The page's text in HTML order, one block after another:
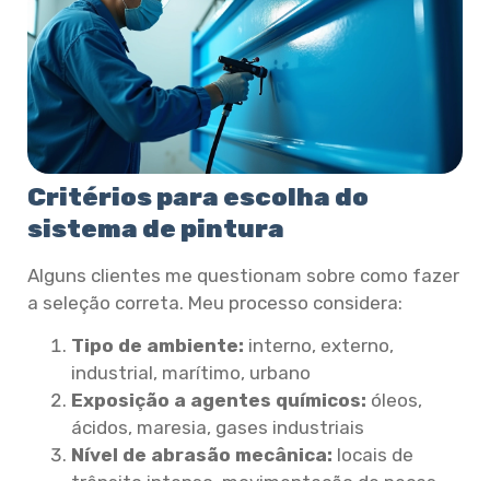
Critérios para escolha do
sistema de pintura
Alguns clientes me questionam sobre como fazer
a seleção correta. Meu processo considera:
Tipo de ambiente: interno, externo,
industrial, marítimo, urbano
Exposição a agentes químicos: óleos,
ácidos, maresia, gases industriais
Nível de abrasão mecânica: locais de